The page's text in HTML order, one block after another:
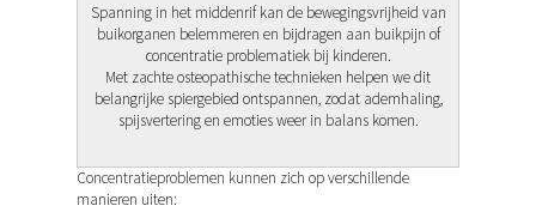
Hit enter to search or ESC to close
Spanning in het middenrif kan de bewegingsvrijheid van
buikorganen belemmeren en bijdragen aan buikpijn of
concentratie problematiek bij kinderen.
Met zachte osteopathische technieken helpen we dit
belangrijke spiergebied ontspannen, zodat ademhaling,
spijsvertering en emoties weer in balans komen.
Concentratieproblemen kunnen zich op verschillende
manieren uiten: